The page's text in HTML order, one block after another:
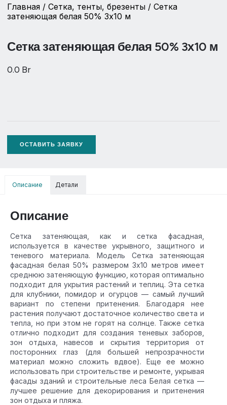
Главная / Сетка, тенты, брезенты / Сетка
затеняющая белая 50% 3х10 м
Сетка затеняющая белая 50% 3х10 м
0.0 Br
ОСТАВИТЬ ЗАЯВКУ
Описание Детали
Описание
Сетка затеняющая, как и сетка фасадная,
используется в качестве укрывного, защитного и
теневого материала. Модель Сетка затеняющая
фасадная белая 50% размером 3х10 метров имеет
среднюю затеняющую функцию, которая оптимально
подходит для укрытия растений и теплиц. Эта сетка
для клубники, помидор и огурцов — самый лучший
вариант по степени притенения. Благодаря нее
растения получают достаточное количество света и
тепла, но при этом не горят на солнце. Также сетка
отлично подходит для создания теневых заборов,
зон отдыха, навесов и скрытия территория от
посторонних глаз (для большей непрозрачности
материал можно сложить вдвое). Еще ее можно
использовать при строительстве и ремонте, укрывая
фасады зданий и строительные леса Белая сетка —
лучшее решение для декорирования и притенения
зон отдыха и пляжа.